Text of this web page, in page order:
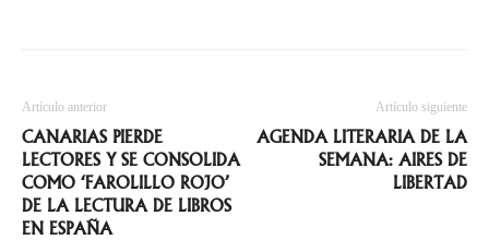
Artículo anterior
CANARIAS PIERDE
LECTORES Y SE CONSOLIDA
COMO ‘FAROLILLO ROJO’
DE LA LECTURA DE LIBROS
EN ESPAÑA
Artículo siguiente
AGENDA LITERARIA DE LA
SEMANA: AIRES DE
LIBERTAD